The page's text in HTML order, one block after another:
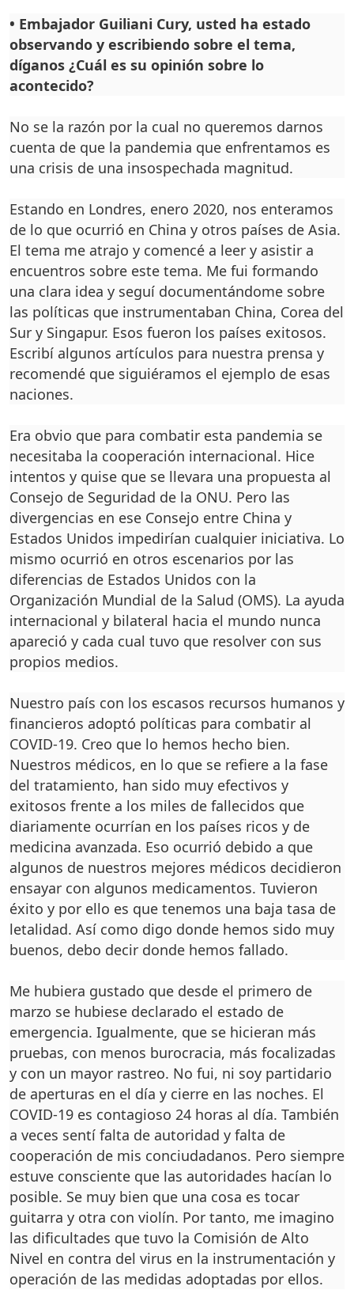
• Embajador Guiliani Cury, usted ha estado
observando y escribiendo sobre el tema,
díganos ¿Cuál es su opinión sobre lo
acontecido?
No se la razón por la cual no queremos darnos
cuenta de que la pandemia que enfren­tamos es
una crisis de una in­sospechada magnitud.
Estando en Londres, ene­ro 2020, nos enteramos
de lo que ocurrió en China y otros países de Asia.
El tema me atrajo y comencé a leer y asistir a
encuentros sobre este tema. Me fui formando
una clara idea y seguí docu­mentándome sobre
las políti­cas que instrumentaban Chi­na, Corea del
Sur y Singapur. Esos fueron los países exito­sos.
Escribí algunos artícu­los para nuestra prensa y
re­comendé que siguiéramos el ejemplo de esas
naciones.
Era obvio que para com­batir esta pandemia se
ne­cesitaba la cooperación in­ternacional. Hice
intentos y quise que se llevara una propuesta al
Consejo de Se­guridad de la ONU. Pero las
divergencias en ese Consejo entre China y
Estados Uni­dos impedirían cualquier iniciativa. Lo
mismo ocu­rrió en otros escenarios por las
diferencias de Estados Unidos con la
Organización Mundial de la Salud (OMS). La ayuda
internacional y bi­lateral hacia el mundo nun­ca
apareció y cada cual tuvo que resolver con sus
propios medios.
Nuestro país con los esca­sos recursos humanos y
fi­nancieros adoptó políticas para combatir al
COVID-19. Creo que lo hemos hecho bien.
Nuestros médicos, en lo que se refiere a la fase
del tratamiento, han sido muy efectivos y
exitosos frente a los miles de fallecidos que
diariamente ocurrían en los países ricos y de
medicina avanzada. Eso ocurrió debi­do a que
algunos de nuestros mejores médicos decidieron
ensayar con algunos medica­mentos. Tuvieron
éxito y por ello es que tenemos una ba­ja tasa de
letalidad. Así como digo donde hemos sido muy
buenos, debo decir donde hemos fallado.
Me hubiera gustado que desde el primero de
marzo se hubiese declarado el es­tado de
emergencia. Igual­mente, que se hicieran más
pruebas, con menos burocra­cia, más focalizadas
y con un mayor rastreo. No fui, ni soy partidario
de aperturas en el día y cierre en las noches. El
COVID-19 es contagioso 24 horas al día. También
a ve­ces sentí falta de autoridad y falta de
cooperación de mis conciudadanos. Pero siem­pre
estuve consciente que las autoridades hacían lo
posi­ble. Se muy bien que una co­sa es tocar
guitarra y otra con violín. Por tanto, me imagi­no
las dificultades que tuvo la Comisión de Alto
Nivel en contra del virus en la instru­mentación y
operación de las medidas adoptadas por ellos.